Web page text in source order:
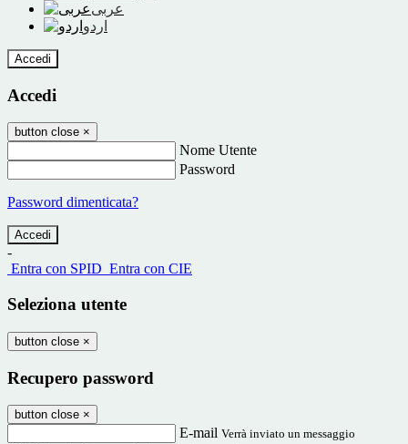
عربى
اردو
Accedi
Accedi
button close ×
Nome Utente
Password
Password dimenticata?
-
Entra con SPID Entra con CIE
Seleziona utente
button close ×
Recupero password
button close ×
E-mail Verrà inviato un messaggio